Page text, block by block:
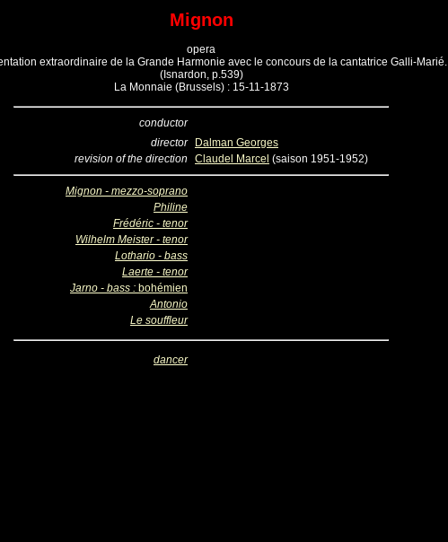
Mignon
opera
extraordinaire de la Grande Harmonie avec le concours de la cantatrice Galli-Marié.
(Isnardon, p.539)
La Monnaie (Brussels) : 15-11-1873
conductor
director
Dalman Georges
revision of the direction
Claudel Marcel (saison 1951-1952)
Mignon - mezzo-soprano
Philine
Frédéric - tenor
Wilhelm Meister - tenor
Lothario - bass
Laerte - tenor
Jarno - bass : bohémien
Antonio
Le souffleur
dancer